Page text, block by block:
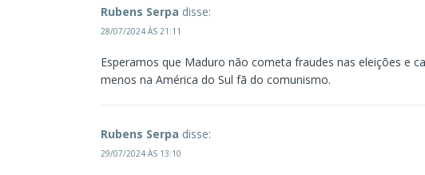
Rubens Serpa disse:
28/07/2024 ÀS 21:11
Esperamos que Maduro não cometa fraudes nas eleições e
menos na América do Sul fã do comunismo.
Rubens Serpa disse:
29/07/2024 ÀS 13:10